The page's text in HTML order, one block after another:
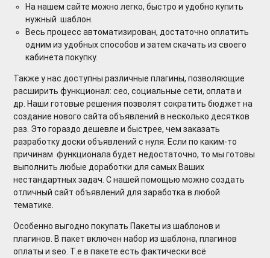
На нашем сайте можно легко, быстро и удобно купить
нужный шаблон.
Весь процесс автоматизирован, достаточно оплатить
одним из удобных способов и затем скачать из своего
кабинета покупку.
Также у нас доступны различные плагины, позволяющие
расширить функционал: сео, социальные сети, оплата и
др. Наши готовые решения позволят сократить бюджет на
создание нового сайта объявлений в несколько десятков
раз. Это гораздо дешевле и быстрее, чем заказать
разработку доски объявлений с нуля. Если по каким-то
причинам функционала будет недостаточно, то мы готовы
выполнить любые доработки для самых Ваших
нестандартных задач. С нашей помощью можно создать
отличный сайт объявлений для заработка в любой
тематике.
Особенно выгодно покупать Пакеты из шаблонов и
плагинов. В пакет включен набор из шаблона, плагинов
оплаты и seo. Т.е в пакете есть фактически всё